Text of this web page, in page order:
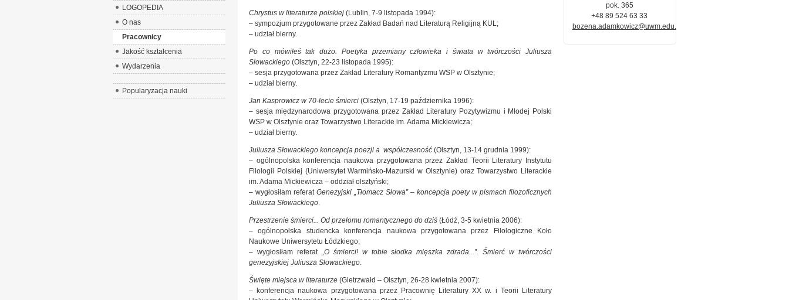
Chrystus w literaturze polskiej (Lublin, 7-9 listopada 1994):
– sympozjum przygotowane przez Zakład Badań nad Literaturą Religijną KUL;
– udział bierny.
Po co mówiłeś tak dużo. Poetyka przemiany człowieka i świata w twórczości Juliusza
Słowackiego (Olsztyn, 22-23 listopada 1995):
– sesja przygotowana przez Zakład Literatury Romantyzmu WSP w Olsztynie;
– udział bierny.
Jan Kasprowicz w 70-lecie śmierci (Olsztyn, 17-19 października 1996):
– sesja międzynarodowa przygotowana przez Zakład Literatury Pozytywizmu i Młodej Polski
WSP w Olsztynie oraz Towarzystwo Literackie im. Adama Mickiewicza;
– udział bierny.
Juliusza Słowackiego koncepcja poezji a współczesność (Olsztyn, 13-14 grudnia 1999):
– ogólnopolska konferencja naukowa przygotowana przez Zakład Teorii Literatury Instytutu
Filologii Polskiej (Uniwersytet Warmińsko-Mazurski w Olsztynie) oraz Towarzystwo Literackie
im. Adama Mickiewicza – oddział olsztyński;
– wygłosiłam referat Genezyjski „Tłomacz Słowa” – koncepcja poety w pismach filozoficznych
Juliusza Słowackiego.
Przestrzenie śmierci... Od przełomu romantycznego do dziś (Łódź, 3-5 kwietnia 2006):
– ogólnopolska studencka konferencja naukowa przygotowana przez Filologiczne Koło
Naukowe Uniwersytetu Łódzkiego;
– wygłosiłam referat „O śmierci! w tobie słodka mięszka zdrada...”. Śmierć w twórczości
genezyjskiej Juliusza Słowackiego.
Święte miejsca w literaturze (Gietrzwałd – Olsztyn, 26-28 kwietnia 2007):
– konferencja naukowa przygotowana przez Pracownię Literatury XX w. i Teorii Literatury
LOGOPEDIA
O nas
Pracownicy
Jakość kształcenia
Wydarzenia
Popularyzacja nauki
pok. 365
+48 89 524 63 33
bozena.adamkowicz@uwm.edu.pl